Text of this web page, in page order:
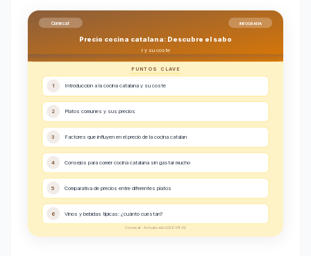
Comecat INFOGRAFIA
Precio cocina catalana: Descubre el sabo
r y su coste
PUNTOS CLAVE
1 Introduccion a la cocina catalana y su coste
2 Platos comunes y sus precios
3 Factores que influyen en el precio de la cocina catalan
4 Consejos para comer cocina catalana sin gastar mucho
5 Comparativa de precios entre diferentes platos
6 Vinos y bebidas típicas: ¿cuánto cuestan?
Comecat - Actualizado 2026-04-02